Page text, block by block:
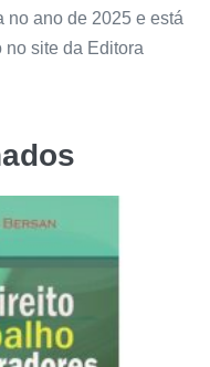
no ano de 2025 e está
site da Editora